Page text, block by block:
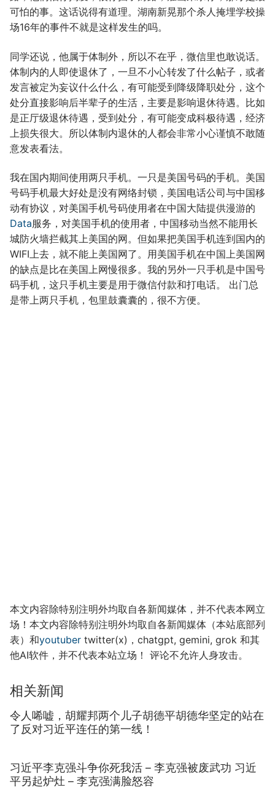
可怕的事。这话说得有道理。湖南新晃那个杀人掩埋学校操
场16年的事件不就是这样发生的吗。
同学还说，他属于体制外，所以不在乎，微信里也敢说话。
体制内的人即使退休了，一旦不小心转发了什么帖子，或者
发言被定为妄议什么什么，有可能受到降级降职处分，这个
处分直接影响后半辈子的生活，主要是影响退休待遇。比如
是正厅级退休待遇，受到处分，有可能变成科极待遇，经济
上损失很大。所以体制内退休的人都会非常小心谨慎不敢随
意发表看法。
我在国内期间使用两只手机。一只是美国号码的手机。美国
号码手机最大好处是没有网络封锁，美国电话公司与中国移
动有协议，对美国手机号码使用者在中国大陆提供漫游的
Data服务，对美国手机的使用者，中国移动当然不能用长
城防火墙拦截其上美国的网。但如果把美国手机连到国内的
WIFI上去，就不能上美国网了。用美国手机在中国上美国网
的缺点是比在美国上网慢很多。我的另外一只手机是中国号
码手机，这只手机主要是用于微信付款和打电话。 出门总
是带上两只手机，包里鼓囊囊的，很不方便。
本文内容除特别注明外均取自各新闻媒体，并不代表本网立
场！本文内容除特别注明外均取自各新闻媒体（本站底部列
表）和youtuber twitter(x)，chatgpt, gemini, grok 和其
他AI软件，并不代表本站立场！ 评论不允许人身攻击。
相关新闻
令人唏嘘，胡耀邦两个儿子胡德平胡德华坚定的站在
了反对习近平连任的第一线！
习近平李克强斗争你死我活 – 李克强被废武功 习近
平另起炉灶 – 李克强满脸怒容